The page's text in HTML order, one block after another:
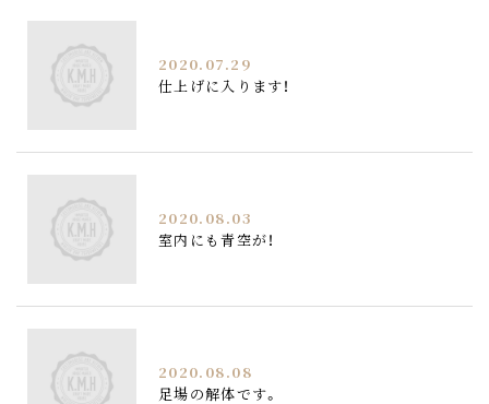
2020.07.29
仕上げに入ります！
2020.08.03
室内にも青空が！
2020.08.08
足場の解体です。